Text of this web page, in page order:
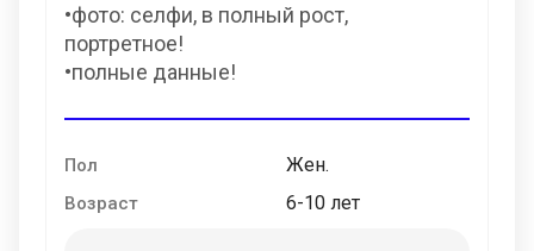
•фото: селфи, в полный рост,
портретное!
•полные данные!
Пол Жен.
Возраст 6-10 лет